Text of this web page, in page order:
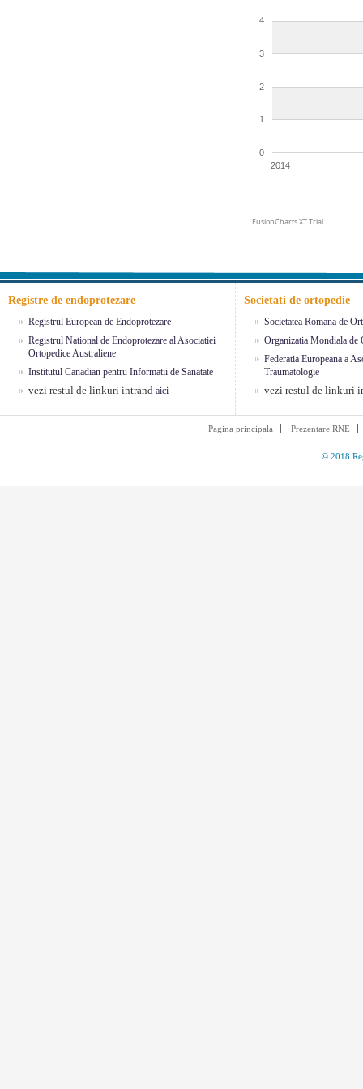
0
1
2
3
4
2014
FusionCharts XT Trial
Registre de endoprotezare
Registrul European de Endoprotezare
Registrul National de Endoprotezare al Asociatiei
Ortopedice Australiene
Institutul Canadian pentru Informatii de Sanatate
vezi restul de linkuri intrand aici
Societati de ortopedie
Societatea Romana de
Organizatia Mondiala de
Federatia Europeana a
Traumatologie
vezi restul de linkuri
Pagina principala Prezentare RNE
© 2018